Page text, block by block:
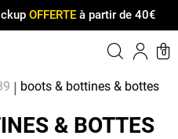
OFFERTEà partir de 40€
0
boots & bottines & bottes
& BOTTES